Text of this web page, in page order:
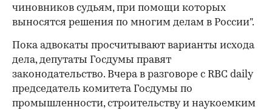
чиновников судьям, при помощи которых
выносятся решения по многим делам в России".
Пока адвокаты просчитывают варианты исхода
дела, депутаты Госдумы правят
законодательство. Вчера в разговоре с RBC daily
председатель комитета Госдумы по
промышленности, строительству и наукоемким